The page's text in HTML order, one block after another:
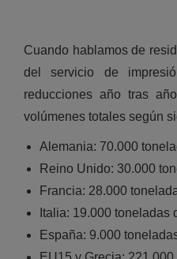
Cuando hablamos de
del servicio de
reducciones año tras
volúmenes totales según
Alemania: 70.000
Reino Unido: 30.000
Francia: 28.000
Italia: 19.000 toneladas
España: 9.000